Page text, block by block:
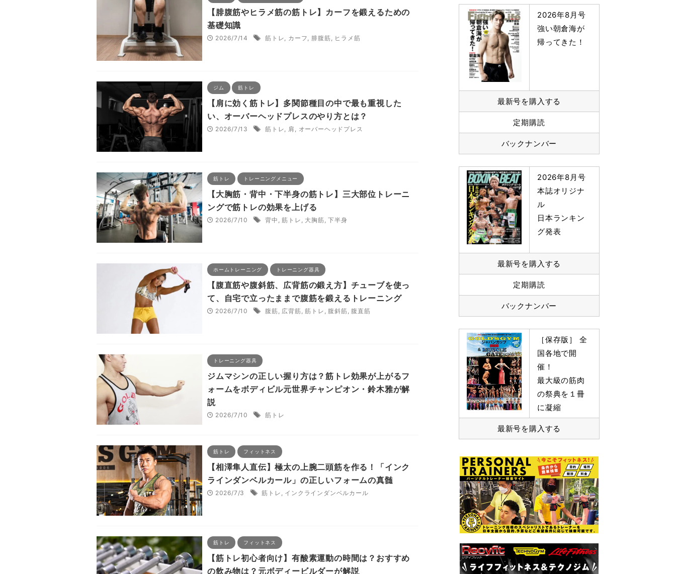
【腓腹筋やヒラメ筋の筋トレ】カーフを鍛えるための
基礎知識
2026/7/14 筋トレ, カーフ, 腓腹筋, ヒラメ筋
ジム 筋トレ
【肩に効く筋トレ】多関節種目の中で最も重視した
い、オーバーヘッドプレスのやり方とは？
2026/7/13 筋トレ, 肩 , オーバーヘッドプレス
筋トレ トレーニングメニュー
【大胸筋・背中・下半身の筋トレ】三大部位トレーニ
ングで筋トレの効果を上げる
2026/7/10 背中 ,筋トレ , 大胸筋,下半身
ホームトレーニング トレーニング器具
【腹直筋や腹斜筋、広背筋の鍛え方】チューブを使っ
て、自宅で立ったままで腹筋を鍛えるトレーニング
2026/7/10 腹筋, 広背筋,筋トレ , 腹斜筋, 腹直筋
トレーニング器具
ジムマシンの正しい握り方は？筋トレ効果が上がるフ
ォームをボディビル元世界チャンピオン・鈴木雅が解
説
2026/7/10 筋トレ
筋トレ フィットネス
【相澤隼人直伝】極太の上腕二頭筋を作る！「インク
ラインダンベルカール」の正しいフォームの真髄
2026/7/3 筋トレ , インクラインダンベルカール
筋トレ フィットネス
【筋トレ初心者向け】有酸素運動の時間は？おすすめ
の飲み物は？元ボディービルダーが解説
2026年8月号
強い朝倉海が
帰ってきた！
最新号を購入する
定期購読
バックナンバー
2026年8月号
本誌オリジナ
ル
日本ランキン
グ発表
最新号を購入する
定期購読
バックナンバー
［保存版］ 全
国各地で開
催！
最大級の筋肉
の祭典を１冊
に凝縮
最新号を購入する